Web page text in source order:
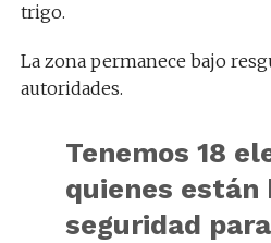
trigo.
La zona permanece bajo
autoridades.
Tenemos 18
quienes están
seguridad